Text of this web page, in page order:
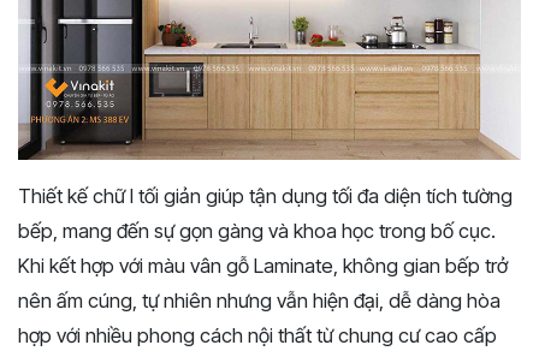
Thiết kế chữ I tối giản giúp tận dụng tối đa diện tích tường
bếp, mang đến sự gọn gàng và khoa học trong bố cục.
Khi kết hợp với màu vân gỗ Laminate, không gian bếp trở
nên ấm cúng, tự nhiên nhưng vẫn hiện đại, dễ dàng hòa
hợp với nhiều phong cách nội thất từ chung cư cao cấp